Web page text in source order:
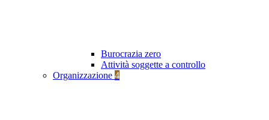
Burocrazia zero
Attività soggette a controllo
Organizzazione 4